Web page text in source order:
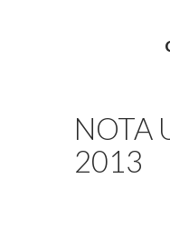
NOTA
2013